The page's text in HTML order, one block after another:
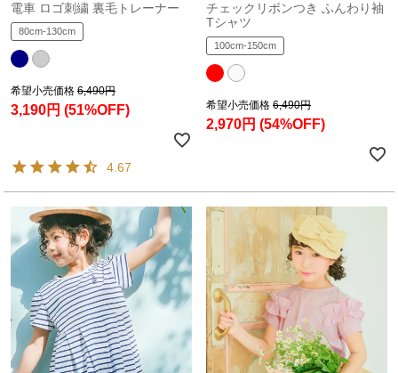
電車 ロゴ刺繍 裏毛トレーナー
80cm-130cm
希望小売価格 6,490円
3,190円 (51%OFF)
4.67
チェックリボンつき ふんわり袖
Tシャツ
100cm-150cm
希望小売価格 6,490円
2,970円 (54%OFF)